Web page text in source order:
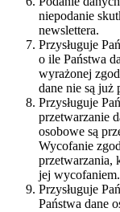
niepodanie
newslettera.
Przysługuje
o ile Państwa
wyrażonej
dane nie są już
Przysługuje
przetwarzanie
osobowe są
Wycofanie
przetwarzania,
jej wycofaniem.
Przysługuje
Państwa dane